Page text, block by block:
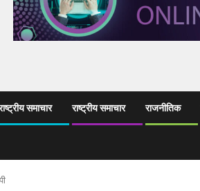
समाचार राष्ट्रीय समाचार राजनीतिक